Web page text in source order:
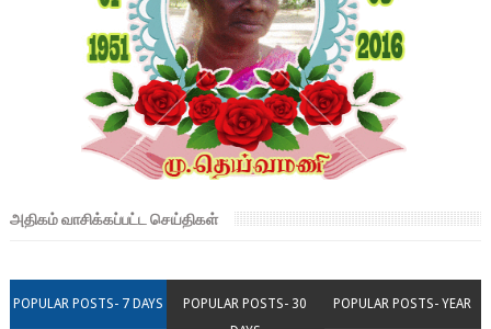
அதிகம் வாசிக்கப்பட்ட செய்திகள்
POPULAR POSTS- 7 DAYS
POPULAR POSTS- 30
POPULAR POSTS- YEAR